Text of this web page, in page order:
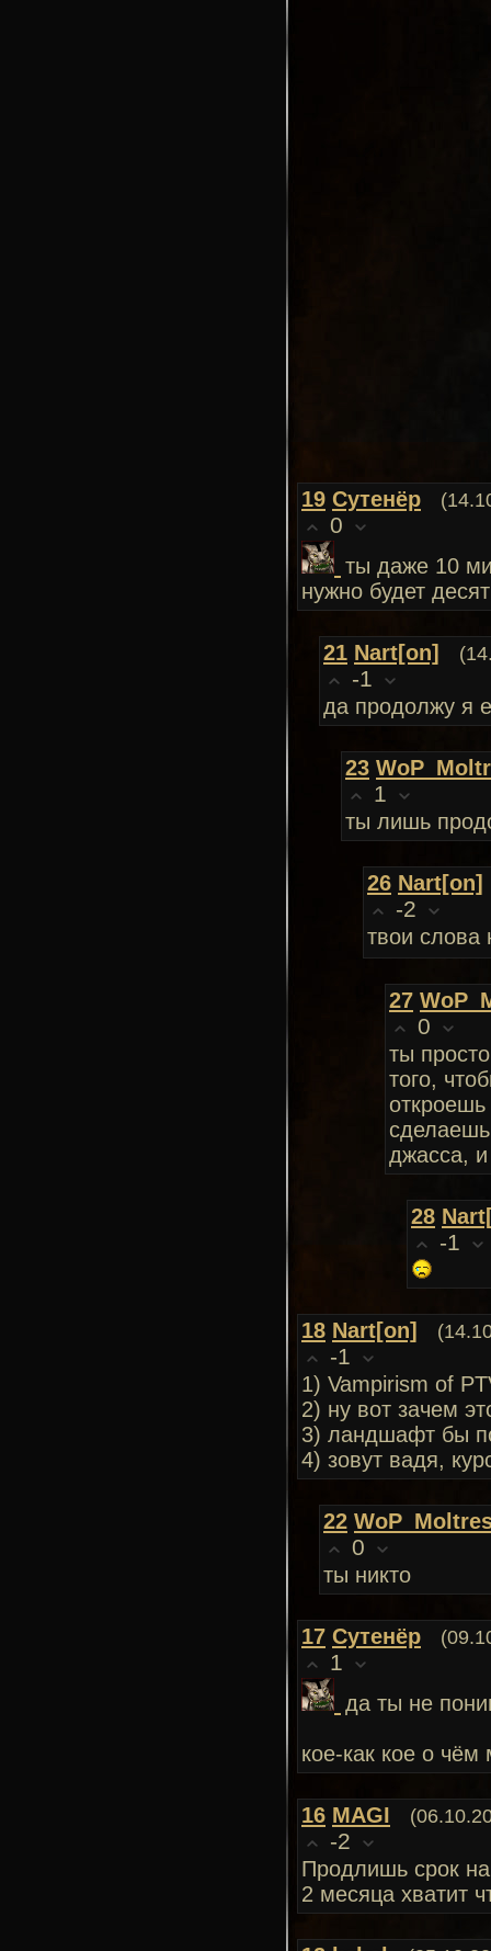
19 Сутенёр
0
ты даже 10
нужно будет
21 Nart[on]
-1
да продолжу я
23
1
ты лишь
26 Nart[on]
-2
твои слова
27
0
ты
того,
джасса, и
28
-1
18 Nart[on]
-1
1) Vampirism of
2) ну вот зачем
3) ландшафт бы
4) зовут вадя,
22
0
ты никто
17 Сутенёр
1
да ты не
кое-как кое о чём
16 MAGI
-2
Продлишь срок
2 месяца хватит